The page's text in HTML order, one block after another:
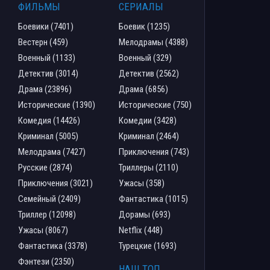
ФИЛЬМЫ
Боевики (7401)
Вестерн (459)
Военный (1133)
Детектив (3014)
Драма (23896)
Исторические (1390)
Комедия (14426)
Криминал (5005)
Мелодрама (7427)
Русские (2874)
Приключения (3021)
Семейный (2409)
Триллер (12098)
Ужасы (8067)
Фантастика (3378)
Фэнтези (2350)
СЕРИАЛЫ
Боевик (1235)
Мелодрамы (4388)
Военный (329)
Детектив (2562)
Драма (6856)
Исторические (750)
Комедии (3428)
Криминал (2464)
Приключения (743)
Триллеры (2110)
Ужасы (358)
Фантастика (1015)
Дорамы (693)
Netflix (448)
Турецкие (1693)